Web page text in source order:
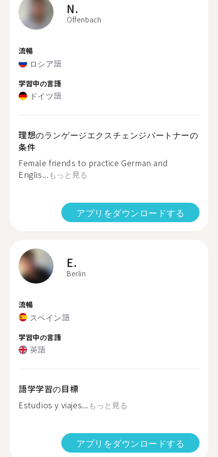
N.
Offenbach
流暢
ロシア語
学習中の言語
ドイツ語
理想のランゲージエクスチェンジパートナーの
条件
Female friends to practice German and
Englis...もっと見る
アプリをダウンロードする
E.
Berlin
流暢
スペイン語
学習中の言語
英語
語学学習の目標
Estudios y viajes... もっと見る
アプリをダウンロードする